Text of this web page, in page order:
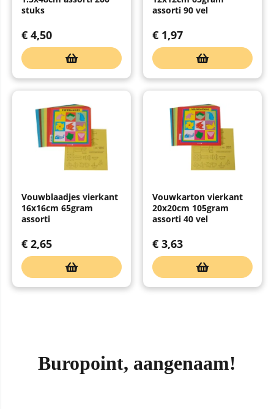
stuks
€ 4,50
assorti 90 vel
€ 1,97
Vouwblaadjes vierkant
16x16cm 65gram
assorti
€ 2,65
Vouwkarton vierkant
20x20cm 105gram
assorti 40 vel
€ 3,63
Buropoint, aangenaam!